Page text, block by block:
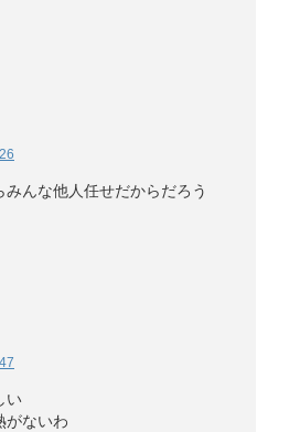
んな他人任せだからだろう
い
がないわ